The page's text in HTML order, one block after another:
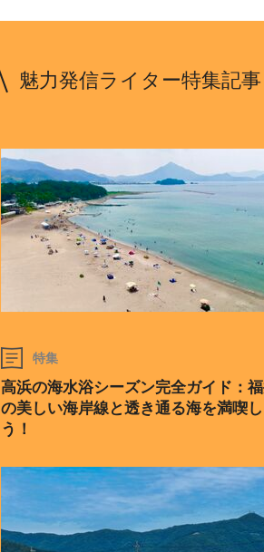
魅力発信ライター特集記事
特集
高浜の海水浴シーズン完全ガイド：
の美しい海岸線と透き通る海を満喫
う！